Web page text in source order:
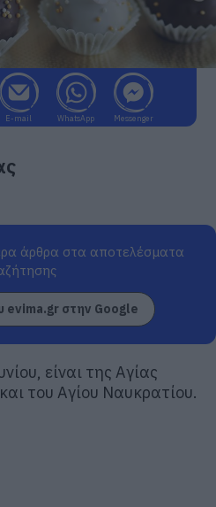
E-mail WhatsApp Messenger
άρθρα στα αποτελέσματα
evima.gr στην Google
είναι της Αγίας
του Αγίου Ναυκρατίου.